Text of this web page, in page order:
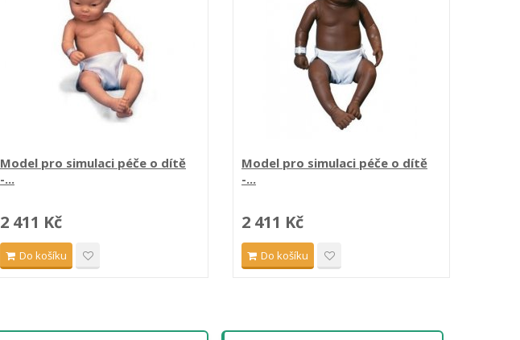
Model pro simulaci péče o dítě
-...
2 411 Kč
Do košíku
Model pro simulaci péče o dítě
-...
2 411 Kč
Do košíku